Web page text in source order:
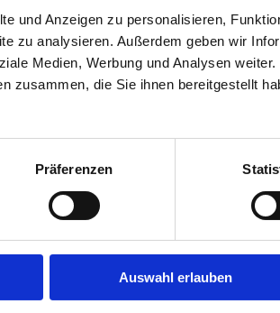
und Anzeigen zu personalisieren,
zu analysieren. Außerdem geben wir
Medien, Werbung und Analysen
zusammen, die Sie ihnen bereitgestellt
Präferenzen
Auswahl erlauben